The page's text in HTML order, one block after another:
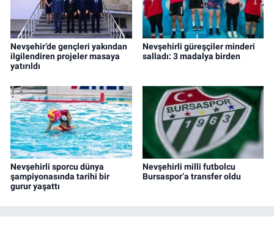
Nevşehir’de gençleri yakından
ilgilendiren projeler masaya
yatırıldı
Nevşehirli güreşçiler minderi
salladı: 3 madalya birden
Nevşehirli sporcu dünya
şampiyonasında tarihi bir
gurur yaşattı
Nevşehirli milli futbolcu
Bursaspor’a transfer oldu